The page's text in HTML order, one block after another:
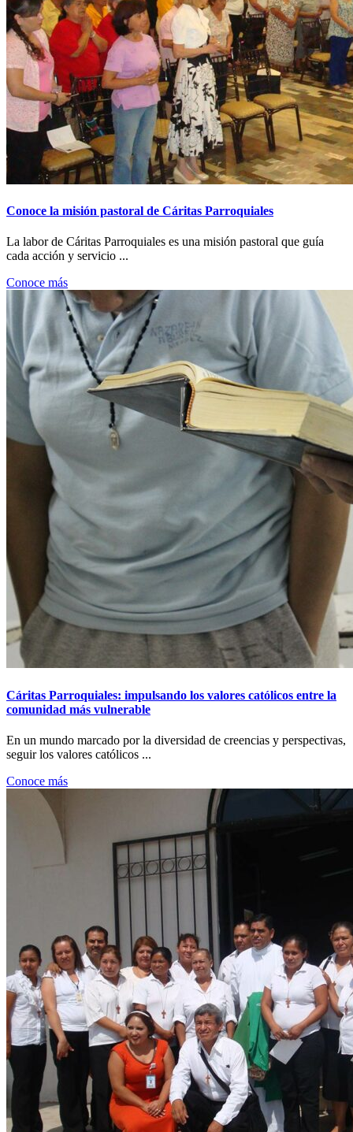
Conoce la misión pastoral de Cáritas Parroquiales
La labor de Cáritas Parroquiales es una misión pastoral que guía
cada acción y servicio ...
Conoce más
Cáritas Parroquiales: impulsando los valores católicos entre la
comunidad más vulnerable
En un mundo marcado por la diversidad de creencias y perspectivas,
seguir los valores católicos ...
Conoce más